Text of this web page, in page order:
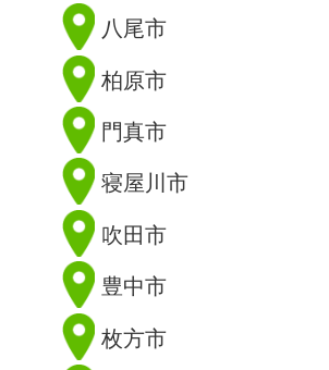
八尾市
柏原市
門真市
寝屋川市
吹田市
豊中市
枚方市